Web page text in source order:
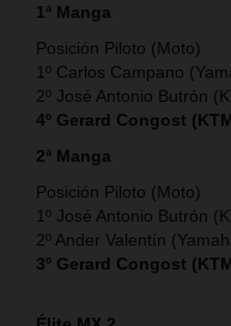
1ª Manga
Posición Piloto (Moto)
1º Carlos Campano
2º José Antonio Butrón
4º Gerard Congost
2ª Manga
Posición Piloto (Moto)
1º José Antonio Butrón
2º Ander Valentín
3º Gerard Congost